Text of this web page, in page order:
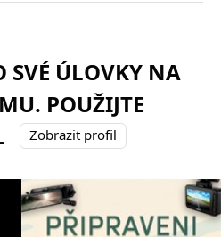
SVÉ ÚLOVKY NA
POUŽIJTE
Zobrazit profil